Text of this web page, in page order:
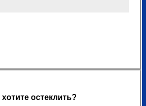
остеклить?